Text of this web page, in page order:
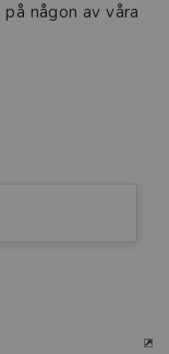
någon av våra